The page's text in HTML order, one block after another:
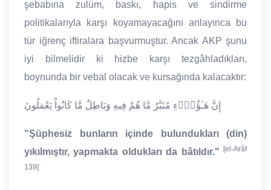
şebabına zulüm, baskı, hapis ve sindirme
politikalarıyla karşı koyamayacağını anlayınca bu
tür iğrenç iftiralara başvurmuştur. Ancak AKP şunu
iyi bilmelidir ki hizbe karşı tezgâhladıkları,
boynunda bir vebal olacak ve kursağında kalacaktır:
إِنَّ هَـٰؤُلاۤءِ مُتَبَّرٌ مَّا هُمْ فِيهِ وَبَاطِلٌ مَّا كَانُواْ يَعْمَلُونَ
"Şüphesiz bunların içinde bulundukları (din)
yıkılmıştır, yapmakta oldukları da bâtıldır."
[el-Arâf
139]